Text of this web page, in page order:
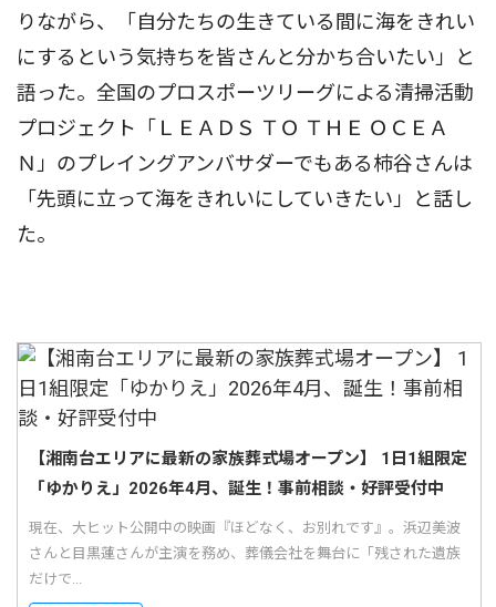
りながら、「自分たちの生きている間に海をきれい
にするという気持ちを皆さんと分かち合いたい」と
語った。全国のプロスポーツリーグによる清掃活動
プロジェクト「ＬＥＡＤＳ ＴＯ ＴＨＥ ＯＣＥＡ
Ｎ」のプレイングアンバサダーでもある柿谷さんは
「先頭に立って海をきれいにしていきたい」と話し
た。
【湘南台エリアに最新の家族葬式場オープン】 1日1組限定
「ゆかりえ」2026年4月、誕生！事前相談・好評受付中
現在、大ヒット公開中の映画『ほどなく、お別れです』。浜辺美波
さんと目黒蓮さんが主演を務め、葬儀会社を舞台に「残された遺族
だけで...